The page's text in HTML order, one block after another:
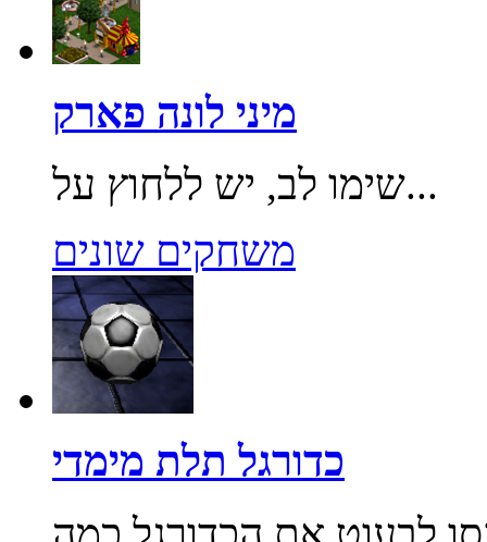
מיני לונה פארק
שימו לב, יש ללחוץ על...
משחקים שונים
כדורגל תלת מימדי